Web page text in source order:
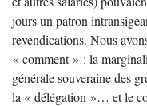
jours un patron
revendications. Nous
« comment » : la
générale souveraine des
la « délégation »… et le